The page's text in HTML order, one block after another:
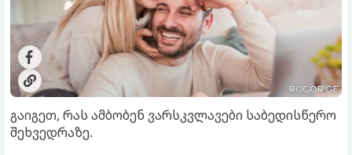
გაიგეთ, რას ამბობენ ვარსკვლავები საბედისწერო
შეხვედრაზე.